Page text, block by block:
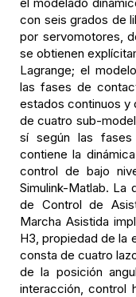
con seis grados de
por servomotores,
se obtienen
Lagrange; el
las fases de
estados continuos y
de cuatro sub-
sí según las
contiene la
control de bajo
Simulink-Matlab. La
de Control de
Marcha Asistida
H3, propiedad de la
consta de cuatro
de la posición
interacción, control